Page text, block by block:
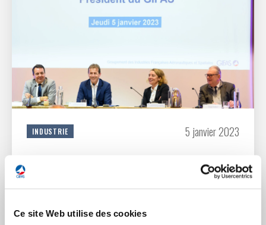
Ce site Web utilise des cookies
INDUSTRIE 5 janvier 2023
Voeux 2023 du Président du GIFAS à la Presse
Retrouvez la vidéo du Président du GIFAS, Guillaume Faury,